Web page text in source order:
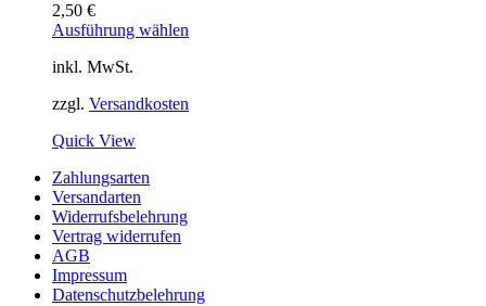
2,50 €
Ausführung wählen
inkl. MwSt.
zzgl. Versandkosten
Quick View
Zahlungsarten
Versandarten
Widerrufsbelehrung
Vertrag widerrufen
AGB
Impressum
Datenschutzbelehrung